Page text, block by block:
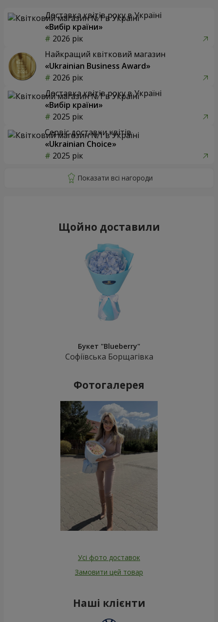
Доставка квітів року в Україні
«Вибір країни»
2026 рік
Найкращий квітковий магазин
«Ukrainian Business Award»
2026 рік
Доставка квітів року в Україні
«Вибір країни»
2025 рік
Сервіс доставки квітів
«Ukrainian Choice»
2025 рік
Щойно доставили
Букет "Blueberry"
Софіївська Борщагівка
Фотогалерея
Усі фото доставок
Замовити цей товар
Наші клієнти